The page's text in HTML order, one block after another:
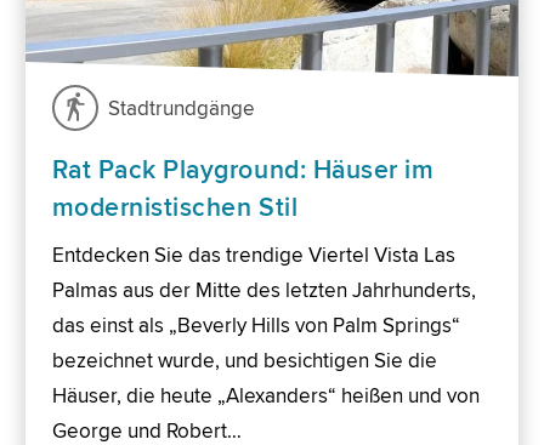
Stadtrundgänge
Rat Pack Playground: Häuser im
modernistischen Stil
Entdecken Sie das trendige Viertel Vista Las
Palmas aus der Mitte des letzten Jahrhunderts,
das einst als „Beverly Hills von Palm Springs“
bezeichnet wurde, und besichtigen Sie die
Häuser, die heute „Alexanders“ heißen und von
George und Robert…